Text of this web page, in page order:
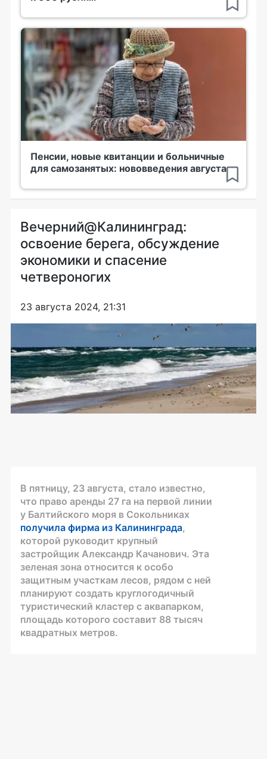
Пенсии, новые квитанции и больничные
для самозанятых: нововведения августа
Вечерний@Калининград:
освоение берега, обсуждение
экономики и спасение
четвероногих
23 августа 2024, 21:31
В пятницу, 23 августа, стало известно,
что право аренды 27 га на первой линии
у Балтийского моря в Сокольниках
получила фирма из Калининграда,
которой руководит крупный
застройщик Александр Качанович. Эта
зеленая зона относится к особо
защитным участкам лесов, рядом с ней
планируют создать круглогодичный
туристический кластер с аквапарком,
площадь которого составит 88 тысяч
квадратных метров.